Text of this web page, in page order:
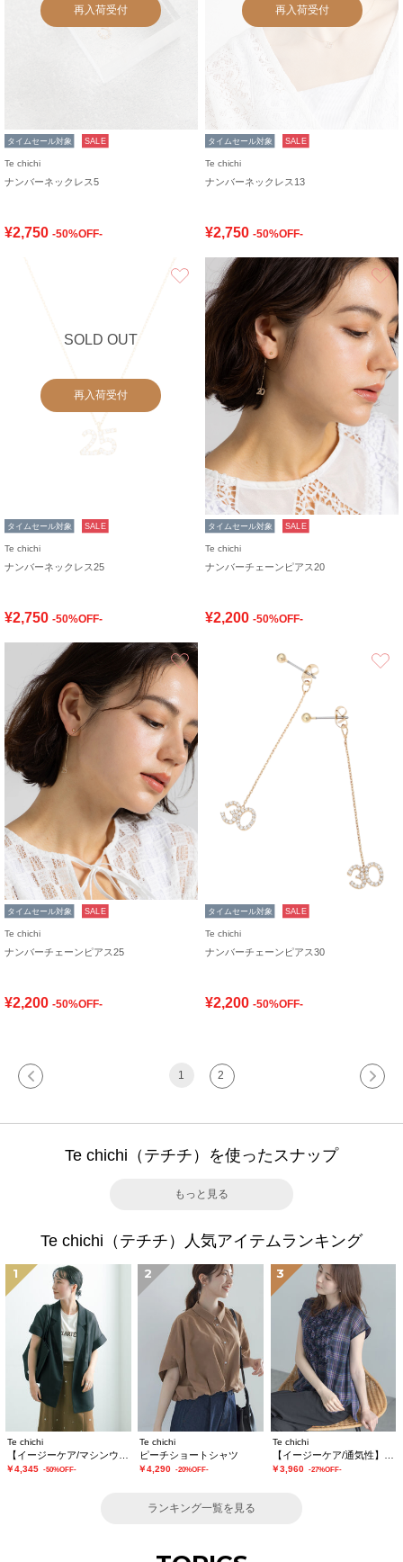
再入荷受付
タイムセール対象 SALE
Te chichi
ナンバーネックレス5
¥2,750 -50%OFF-
再入荷受付
タイムセール対象 SALE
Te chichi
ナンバーネックレス13
¥2,750 -50%OFF-
SOLD OUT
再入荷受付
お気に入り
タイムセール対象 SALE
Te chichi
ナンバーネックレス25
¥2,750 -50%OFF-
タイムセール対象 SALE
Te chichi
ナンバーチェーンピアス20
¥2,200 -50%OFF-
お気に入り
タイムセール対象 SALE
Te chichi
ナンバーチェーンピアス25
¥2,200 -50%OFF-
タイムセール対象 SALE
Te chichi
ナンバーチェーンピアス30
¥2,200 -50%OFF-
1 2
Te chichi（テチチ）を使ったスナップ
もっと見る
Te chichi（テチチ）人気アイテムランキング
1
Te chichi
￥4,345 -50%OFF-
2
Te chichi
ピーチショートシャツ
￥4,290 -20%OFF-
3
Te chichi
￥3,960 -27%OFF-
ランキング一覧を見る